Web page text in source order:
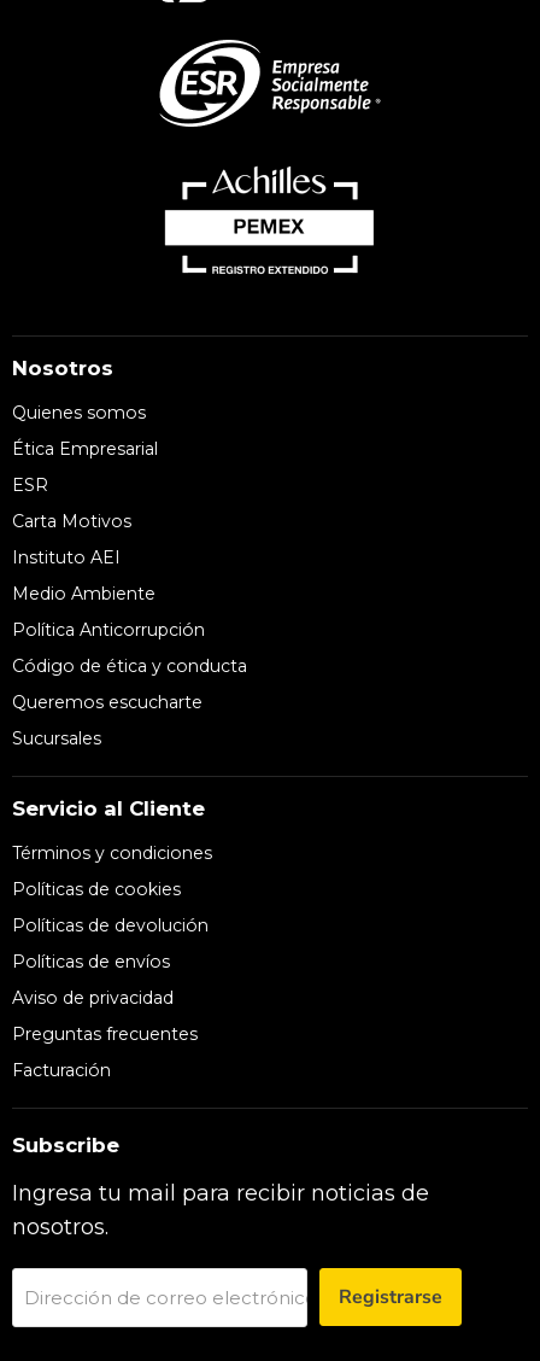
Nosotros
Quienes somos
Ética Empresarial
ESR
Carta Motivos
Instituto AEI
Medio Ambiente
Política Anticorrupción
Código de ética y conducta
Queremos escucharte
Sucursales
Servicio al Cliente
Términos y condiciones
Políticas de cookies
Políticas de devolución
Políticas de envíos
Aviso de privacidad
Preguntas frecuentes
Facturación
Subscribe
Ingresa tu mail para recibir noticias de
nosotros.
Dirección de correo electrónico Registrarse